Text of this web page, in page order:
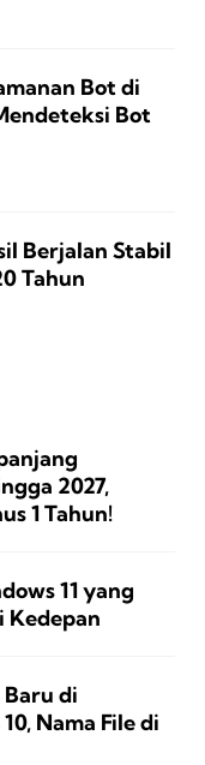
Bot di
Bot
Berjalan Stabil
Tahun
2027,
1 Tahun!
11 yang
Kedepan
di
Nama File di